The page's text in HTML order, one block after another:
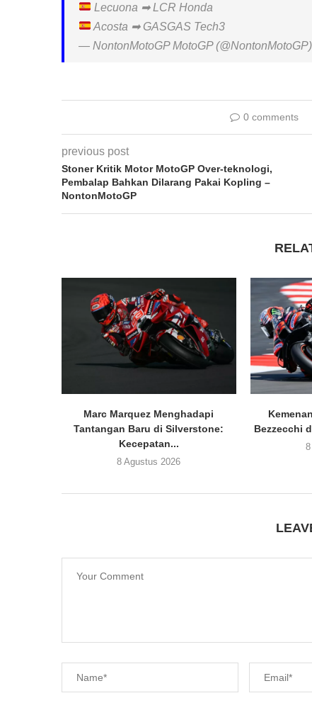
Lecuona ➡ LCR Honda
Acosta ➡ GASGAS Tech3
— NontonMotoGP MotoGP (@NontonMotoGP)
0 comments
previous post
Stoner Kritik Motor MotoGP Over-teknologi,
Pembalap Bahkan Dilarang Pakai Kopling –
NontonMotoGP
Marc Marquez Menghadapi
Tantangan Baru di Silverstone:
Kecepatan...
8 Agustus 2026
Bezzecchi